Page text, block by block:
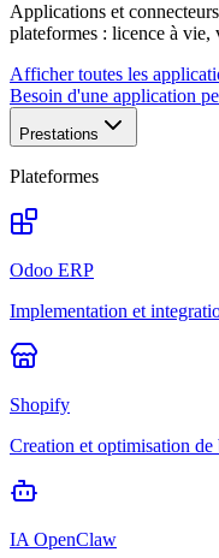
Applications et
plateformes : licence à vie,
Afficher toutes les
Besoin d'une application
Prestations
Plateformes
Odoo ERP
Implementation et
Shopify
Creation et optimisation de
IA OpenClaw